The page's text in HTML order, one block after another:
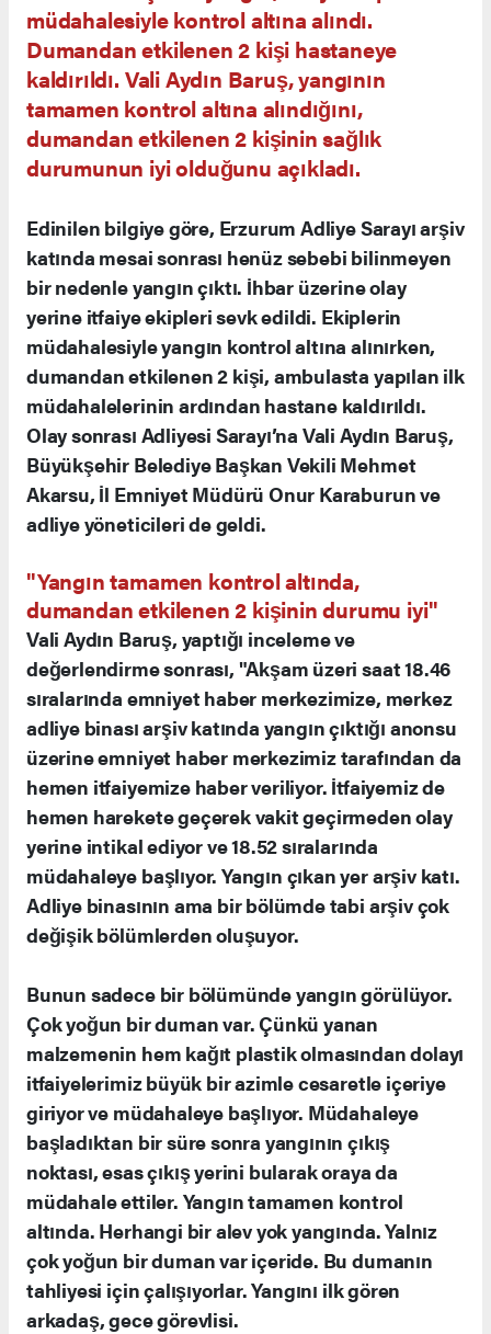
müdahalesiyle kontrol altına alındı.
Dumandan etkilenen 2 kişi hastaneye
kaldırıldı. Vali Aydın Baruş, yangının
tamamen kontrol altına alındığını,
dumandan etkilenen 2 kişinin sağlık
durumunun iyi olduğunu açıkladı.
Edinilen bilgiye göre, Erzurum Adliye Sarayı arşiv
katında mesai sonrası henüz sebebi bilinmeyen
bir nedenle yangın çıktı. İhbar üzerine olay
yerine itfaiye ekipleri sevk edildi. Ekiplerin
müdahalesiyle yangın kontrol altına alınırken,
dumandan etkilenen 2 kişi, ambulasta yapılan ilk
müdahalelerinin ardından hastane kaldırıldı.
Olay sonrası Adliyesi Sarayı’na Vali Aydın Baruş,
Büyükşehir Belediye Başkan Vekili Mehmet
Akarsu, İl Emniyet Müdürü Onur Karaburun ve
adliye yöneticileri de geldi.
"Yangın tamamen kontrol altında,
dumandan etkilenen 2 kişinin durumu iyi"
Vali Aydın Baruş, yaptığı inceleme ve
değerlendirme sonrası, "Akşam üzeri saat 18.46
sıralarında emniyet haber merkezimize, merkez
adliye binası arşiv katında yangın çıktığı anonsu
üzerine emniyet haber merkezimiz tarafından da
hemen itfaiyemize haber veriliyor. İtfaiyemiz de
hemen harekete geçerek vakit geçirmeden olay
yerine intikal ediyor ve 18.52 sıralarında
müdahaleye başlıyor. Yangın çıkan yer arşiv katı.
Adliye binasının ama bir bölümde tabi arşiv çok
değişik bölümlerden oluşuyor.
Bunun sadece bir bölümünde yangın görülüyor.
Çok yoğun bir duman var. Çünkü yanan
malzemenin hem kağıt plastik olmasından dolayı
itfaiyelerimiz büyük bir azimle cesaretle içeriye
giriyor ve müdahaleye başlıyor. Müdahaleye
başladıktan bir süre sonra yangının çıkış
noktası, esas çıkış yerini bularak oraya da
müdahale ettiler. Yangın tamamen kontrol
altında. Herhangi bir alev yok yangında. Yalnız
çok yoğun bir duman var içeride. Bu dumanın
tahliyesi için çalışıyorlar. Yangını ilk gören
arkadaş, gece görevlisi.